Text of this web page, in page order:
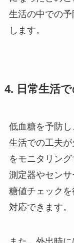
生活の中での
します。
4. 日常生活
低血糖を予防
生活での工夫
をモニタリン
測定器やセン
糖値チェック
対応できます。